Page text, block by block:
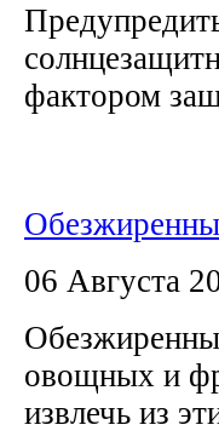
фактором
06 Августа
овощных и
извлечь из